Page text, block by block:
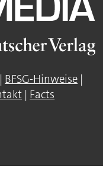
| BFSG-Hinweise |
| Facts